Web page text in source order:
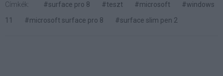
Címkék: #surface pro 8 #teszt #microsoft
#windows
11
#microsoft surface pro 8 #surface slim pen 2